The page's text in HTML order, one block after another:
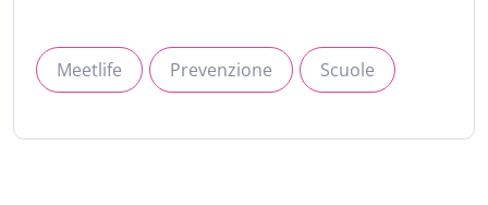
Meetlife Prevenzione Scuole